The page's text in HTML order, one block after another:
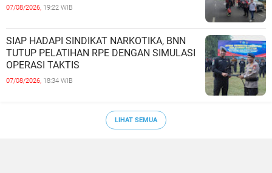
07/08/2026, 19:22 WIB
SIAP HADAPI SINDIKAT NARKOTIKA, BNN
TUTUP PELATIHAN RPE DENGAN SIMULASI
OPERASI TAKTIS
07/08/2026, 18:34 WIB
LIHAT SEMUA